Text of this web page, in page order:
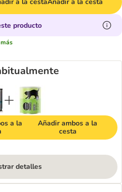
producto
a la
Añadir ambos a la
cesta
detalles